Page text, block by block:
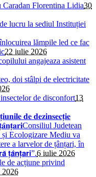
Florentina Lidia30
lucru la sediul Instituției
lămpile led ce fac
22 iulie 2026
angajeaza asistent
doi stâlpi de electricitate
de disconfort13
𝐝𝐞 𝐝𝐞𝐳𝐢𝐧𝐬𝐞𝐜𝐭̦𝐢𝐞
Judetean
Ecologizare Mediu va
a larvelor de țânțari, în
𝘁̦𝗮̂𝗻𝘁̦𝗮𝗿𝗶”.6 iulie 2026
de acțiune privind
2026